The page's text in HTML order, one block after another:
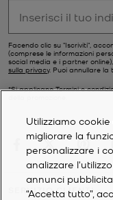
Facendo clic su "Iscriviti",
(comprese le informazioni
social media e i partner
sulla privacy. Puoi annullare la
*Si applicano Termini e
SERVIZIO CLIENTI
Utilizziamo
migliorare la
personalizzare i
analizzare
annunci
“Accetta tutto”,